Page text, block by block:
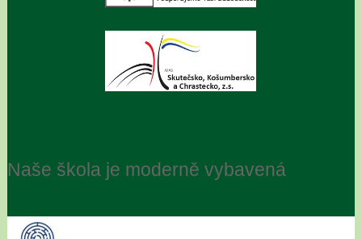
Naše škola je moderně vybavená